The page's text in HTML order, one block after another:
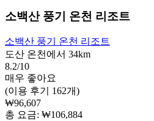
소백산 풍기 온천 리조트
소백산 풍기 온천 리조트
도산 온천에서 34km
8.2/10
매우 좋아요
(이용 후기 162개)
₩96,607
총 요금: ₩106,884